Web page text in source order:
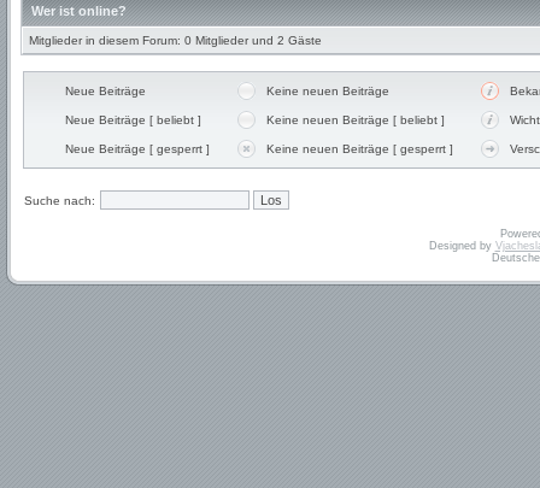
Wer ist online?
Mitglieder in diesem Forum: 0 Mitglieder und 2 Gäste
Neue Beiträge Keine neuen Beiträge
Neue Beiträge [ beliebt ] Keine neuen Beiträge [ beliebt ]
Neue Beiträge [ gesperrt ] Keine neuen Beiträge [ gesperrt ]
Suche nach:
Designed by